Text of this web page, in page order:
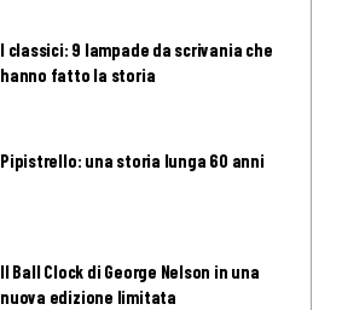
I classici: 9 lampade da scrivania che
hanno fatto la storia
Pipistrello: una storia lunga 60 anni
Il Ball Clock di George Nelson in una
nuova edizione limitata